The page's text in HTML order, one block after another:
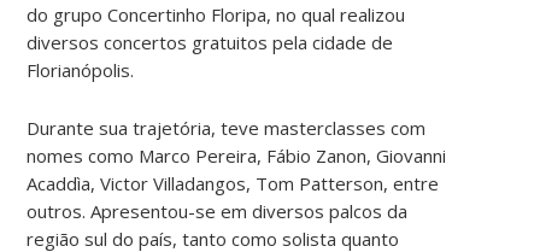
do grupo Concertinho Floripa, no qual realizou
diversos concertos gratuitos pela cidade de
Florianópolis.
Durante sua trajetória, teve masterclasses com
nomes como Marco Pereira, Fábio Zanon, Giovanni
Acaddìa, Victor Villadangos, Tom Patterson, entre
outros. Apresentou-se em diversos palcos da
região sul do país, tanto como solista quanto